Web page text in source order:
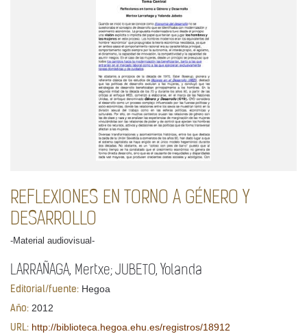
REFLEXIONES EN TORNO A GÉNERO Y
DESARROLLO
-Material audiovisual-
LARRAÑAGA, Mertxe; JUBETO, Yolanda
Editorial/fuente: Hegoa
Año: 2012
URL: http://biblioteca.hegoa.ehu.es/registros/18912